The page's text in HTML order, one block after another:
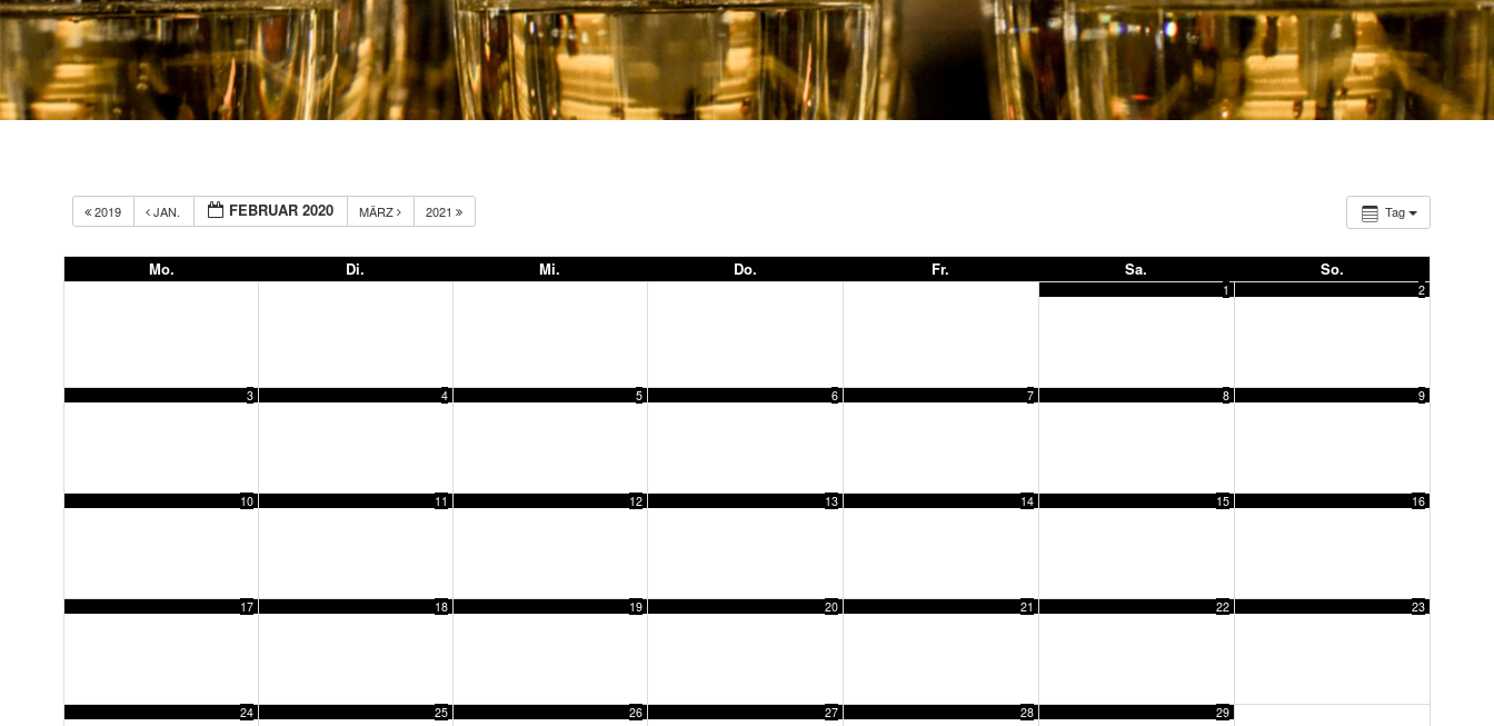
Tag
2019 JAN. FEBRUAR 2020 MÄRZ 2021
Mo. Di. Mi. Do. Fr. Sa. So.
1 2
3 4 5 6 7 8 9
10 11 12 13 14 15 16
17 18 19 20 21 22 23
24 25 26 27 28 29